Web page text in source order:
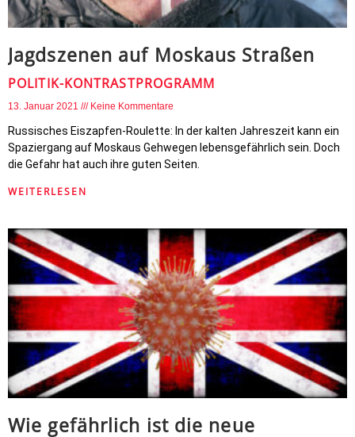
Jagdszenen auf Moskaus Straßen
POLITIK-KONTRASTPROGRAMM
13. Januar 2021 Keine Kommentare
Russisches Eiszapfen-Roulette: In der kalten Jahreszeit kann ein
Spaziergang auf Moskaus Gehwegen lebensgefährlich sein. Doch
die Gefahr hat auch ihre guten Seiten.
WEITERLESEN
Wie gefährlich ist die neue